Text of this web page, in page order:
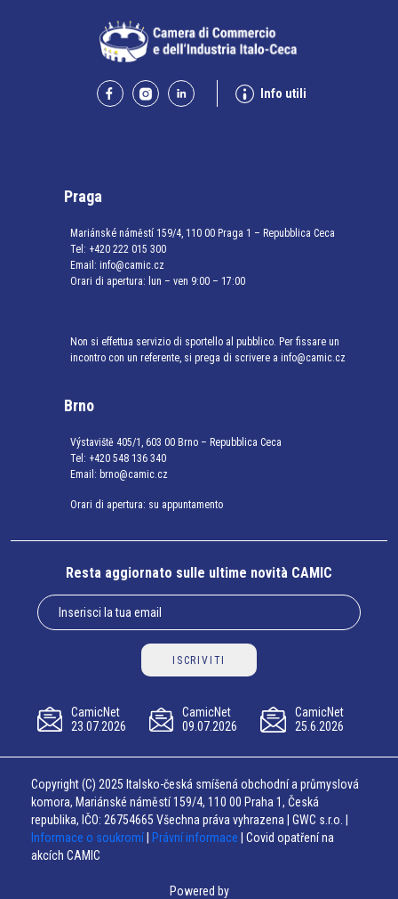
Info utili
Praga
Mariánské náměstí 159/4, 110 00 Praga 1 – Repubblica Ceca
Tel: +420 222 015 300
Email: info@camic.cz
Orari di apertura: lun – ven 9:00 – 17:00
Non si effettua servizio di sportello al pubblico. Per fissare un
incontro con un referente, si prega di scrivere a info@camic.cz
Brno
Výstaviště 405/1, 603 00 Brno – Repubblica Ceca
Tel: +420 548 136 340
Email: brno@camic.cz
Orari di apertura: su appuntamento
Resta aggiornato sulle ultime novità CAMIC
ISCRIVITI
CamicNet
23.07.2026
CamicNet
09.07.2026
CamicNet
25.6.2026
Copyright (C) 2025 Italsko-česká smíšená obchodní a průmyslová
komora, Mariánské náměstí 159/4, 110 00 Praha 1, Česká
republika, IČO: 26754665 Všechna práva vyhrazena | GWC s.r.o. |
Informace o soukromí
Právní informace | Covid opatření na
akcích CAMIC
Powered by